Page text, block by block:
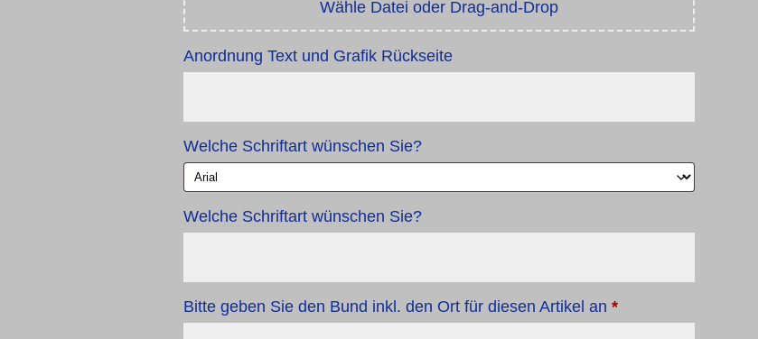
Wähle Datei oder Drag-and-Drop
Anordnung Text und Grafik Rückseite
Welche Schriftart wünschen Sie?
Welche Schriftart wünschen Sie?
Bitte geben Sie den Bund inkl. den Ort für diesen Artikel an*